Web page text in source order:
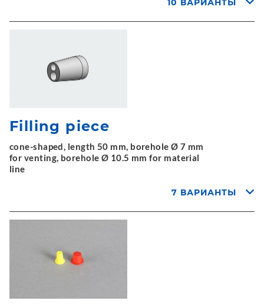
10 ВАРИАНТЫ
Filling piece
cone-shaped, length 50 mm, borehole Ø 7 mm
for venting, borehole Ø 10.5 mm for material
line
7 ВАРИАНТЫ